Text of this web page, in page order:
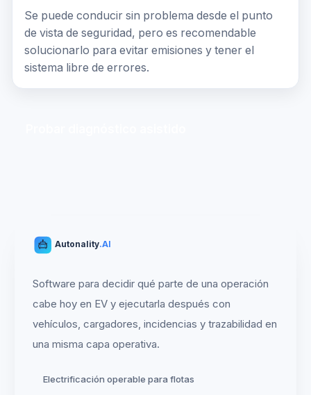
Se puede conducir sin problema desde el punto
de vista de seguridad, pero es recomendable
solucionarlo para evitar emisiones y tener el
sistema libre de errores.
Autonality.AI
Software para decidir qué parte de una operación
cabe hoy en EV y ejecutarla después con
vehículos, cargadores, incidencias y trazabilidad en
una misma capa operativa.
Electrificación operable para flotas